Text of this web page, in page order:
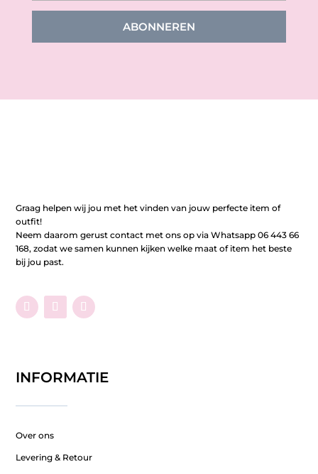
ABONNEREN
Graag helpen wij jou met het vinden van jouw perfecte item of
outfit!
Neem daarom gerust contact met ons op via Whatsapp 06 443 66
168, zodat we samen kunnen kijken welke maat of item het beste
bij jou past.
INFORMATIE
Over ons
Levering & Retour